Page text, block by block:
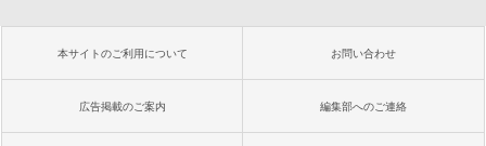
本サイトのご利用について お問い合わせ
広告掲載のご案内 編集部へのご連絡